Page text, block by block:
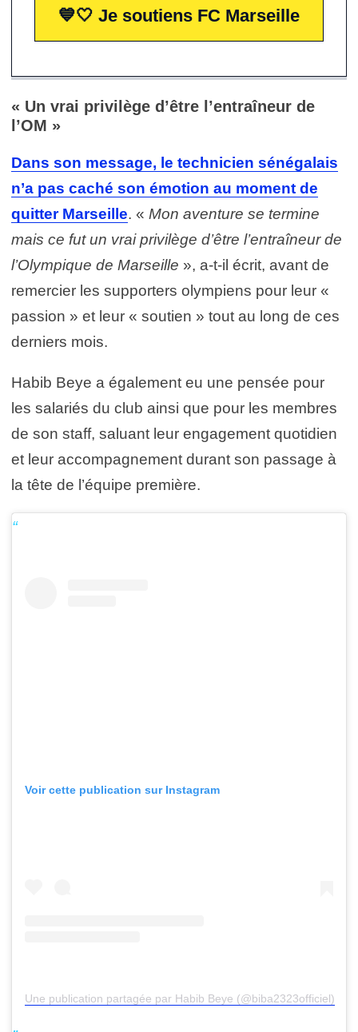
💙🤍 Je soutiens FC Marseille
« Un vrai privilège d’être l’entraîneur de
l’OM »
Dans son message, le technicien sénégalais
n’a pas caché son émotion au moment de
quitter Marseille. « Mon aventure se termine
mais ce fut un vrai privilège d’être l’entraîneur de
l’Olympique de Marseille », a-t-il écrit, avant de
remercier les supporters olympiens pour leur «
passion » et leur « soutien » tout au long de ces
derniers mois.
Habib Beye a également eu une pensée pour
les salariés du club ainsi que pour les membres
de son staff, saluant leur engagement quotidien
et leur accompagnement durant son passage à
la tête de l’équipe première.
Voir cette publication sur Instagram
Une publication partagée par Habib Beye (@biba2323officiel)